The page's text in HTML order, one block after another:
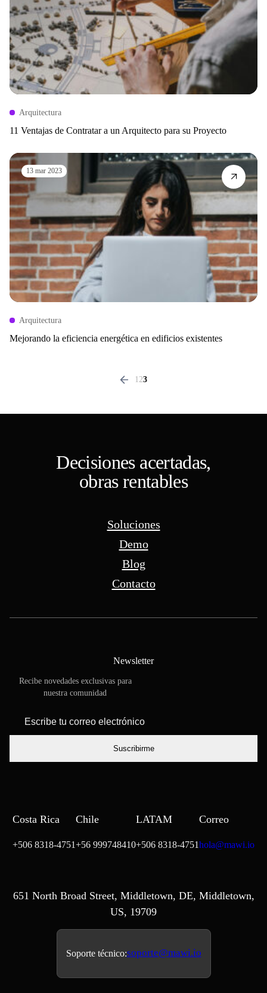
Arquitectura
11 Ventajas de Contratar a un Arquitecto para su Proyecto
13 mar 2023
Arquitectura
Mejorando la eficiencia energética en edificios existentes
1 23
Decisiones acertadas,
obras rentables
Newsletter
Recibe novedades exclusivas para
nuestra comunidad
correo
Costa Rica
+506 8318-4751
Chile
+56 999748410
LATAM
+506 8318-4751
Correo
hola@mawi.io
651 North Broad Street, Middletown, DE, Middletown,
US, 19709
Soporte técnico:soporte@mawi.io
Soluciones
Demo
Blog
Contacto